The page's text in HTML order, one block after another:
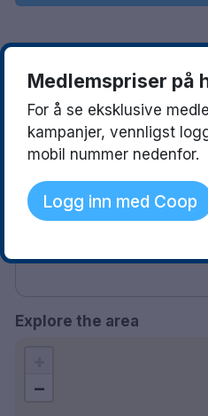
Thor Christian
15 October 2025
Veldig koselig hotell. Fine rom
🤗
Explore the area
−
Medlemspriser på
For å se eksklusive
kampanjer, vennligst
mobil nummer nedenfor.
Logg inn med Coop